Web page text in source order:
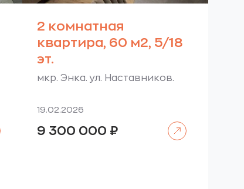
2 комнатная
квартира, 60 м2, 5/18
эт.
мкр. Энка. ул. Наставников.
19.02.2026
9 300 000 ₽